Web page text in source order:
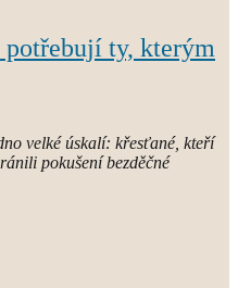
potřebují ty, kterým
velké úskalí: křesťané, kteří
pokušení bezděčné